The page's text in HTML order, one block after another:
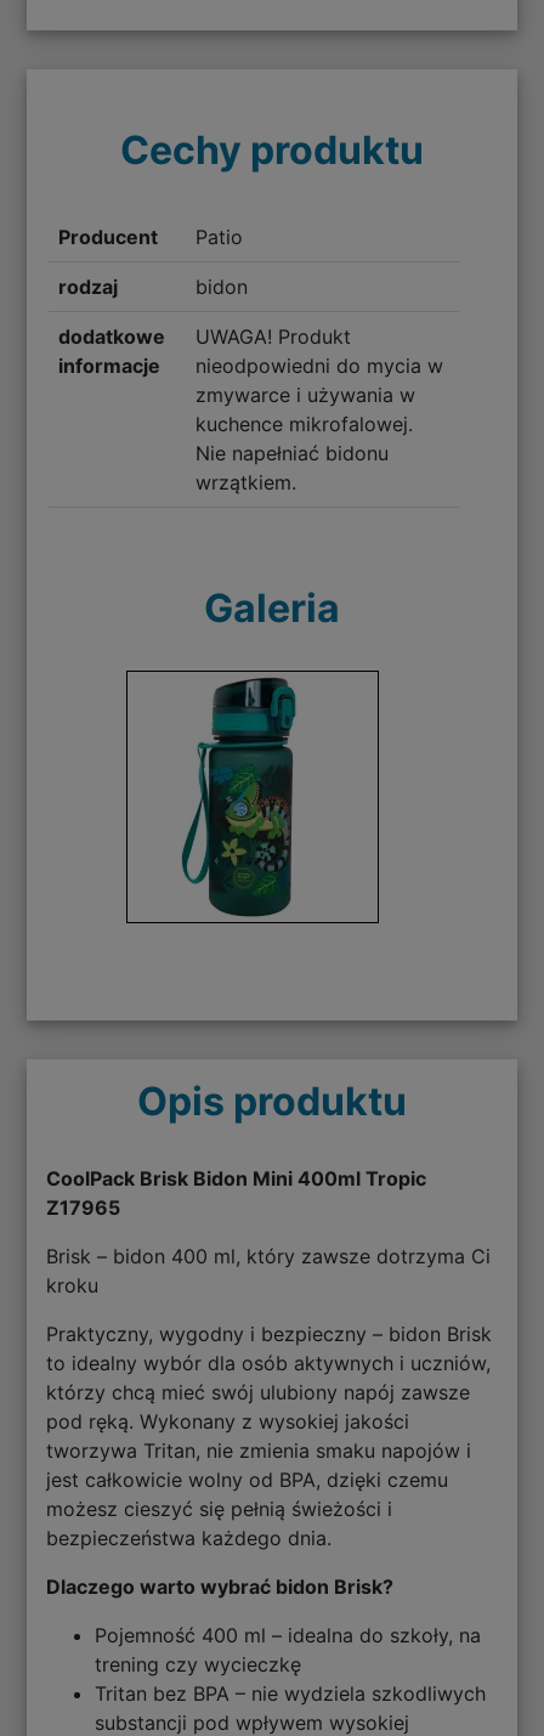
Cechy produktu
Producent Patio
rodzaj bidon
dodatkowe
informacje
UWAGA! Produkt
nieodpowiedni do mycia w
zmywarce i używania w
kuchence mikrofalowej.
Nie napełniać bidonu
wrzątkiem.
Galeria
Opis produktu
CoolPack Brisk Bidon Mini 400ml Tropic
Z17965
Brisk – bidon 400 ml, który zawsze dotrzyma Ci
kroku
Praktyczny, wygodny i bezpieczny – bidon Brisk
to idealny wybór dla osób aktywnych i uczniów,
którzy chcą mieć swój ulubiony napój zawsze
pod ręką. Wykonany z wysokiej jakości
tworzywa Tritan, nie zmienia smaku napojów i
jest całkowicie wolny od BPA, dzięki czemu
możesz cieszyć się pełnią świeżości i
bezpieczeństwa każdego dnia.
Dlaczego warto wybrać bidon Brisk?
Pojemność 400 ml – idealna do szkoły, na
trening czy wycieczkę
Tritan bez BPA – nie wydziela szkodliwych
substancji pod wpływem wysokiej